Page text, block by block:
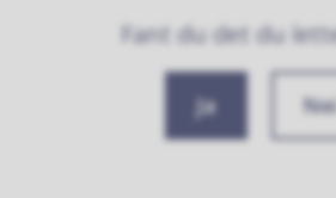
Fant du det du
Ja